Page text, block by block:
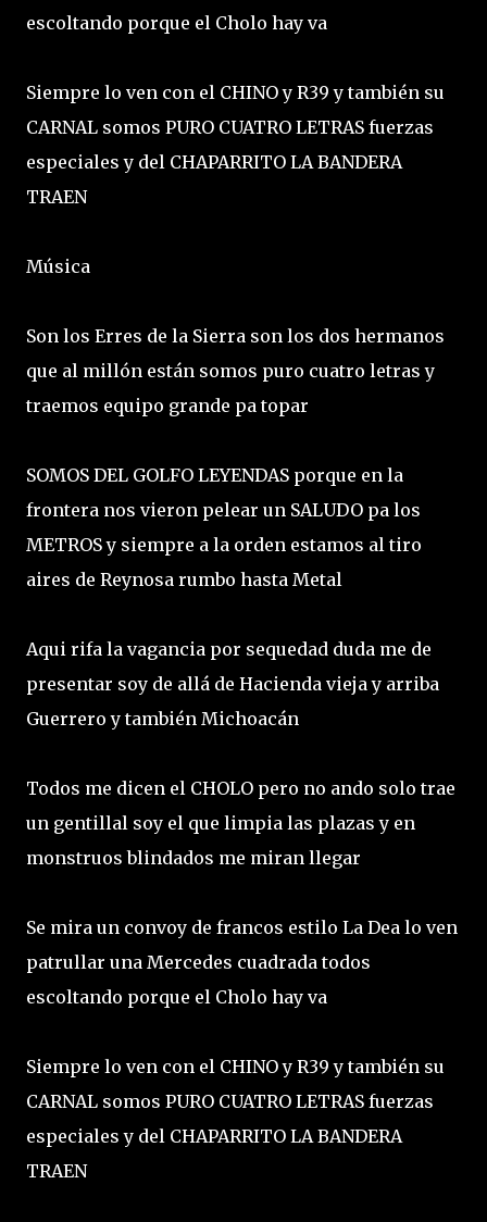
escoltando porque el Cholo hay va
Siempre lo ven con el CHINO y R39 y también su
CARNAL somos PURO CUATRO LETRAS fuerzas
especiales y del CHAPARRITO LA BANDERA
TRAEN
Música
Son los Erres de la Sierra son los dos hermanos
que al millón están somos puro cuatro letras y
traemos equipo grande pa topar
SOMOS DEL GOLFO LEYENDAS porque en la
frontera nos vieron pelear un SALUDO pa los
METROS y siempre a la orden estamos al tiro
aires de Reynosa rumbo hasta Metal
Aqui rifa la vagancia por sequedad duda me de
presentar soy de allá de Hacienda vieja y arriba
Guerrero y también Michoacán
Todos me dicen el CHOLO pero no ando solo trae
un gentillal soy el que limpia las plazas y en
monstruos blindados me miran llegar
Se mira un convoy de francos estilo La Dea lo ven
patrullar una Mercedes cuadrada todos
escoltando porque el Cholo hay va
Siempre lo ven con el CHINO y R39 y también su
CARNAL somos PURO CUATRO LETRAS fuerzas
especiales y del CHAPARRITO LA BANDERA
TRAEN